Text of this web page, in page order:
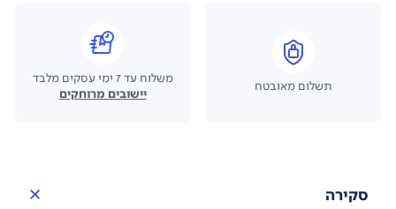
תשלום מאובטח
משלוח עד 7 ימי עסקים מלבד
יישובים מרוחקים
סקירה